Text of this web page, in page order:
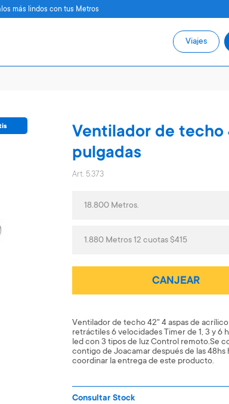
Ventilador de techo
pulgadas
Art. 5.373
18.800 Metros.
1.880 Metros 12 cuotas $415
CANJEAR
Ventilador de techo 42" 4 aspas de
retráctiles 6 velocidades Timer de 1, 3 y 6
led con 3 tipos de luz Control remoto.Se
contigo de Joacamar después de las 48hs
coordinar la entrega de este producto.
Consultar Stock
más lindos con tus Metros
Viajes